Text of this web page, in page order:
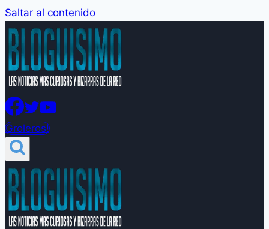
Saltar al contenido
Groleros!